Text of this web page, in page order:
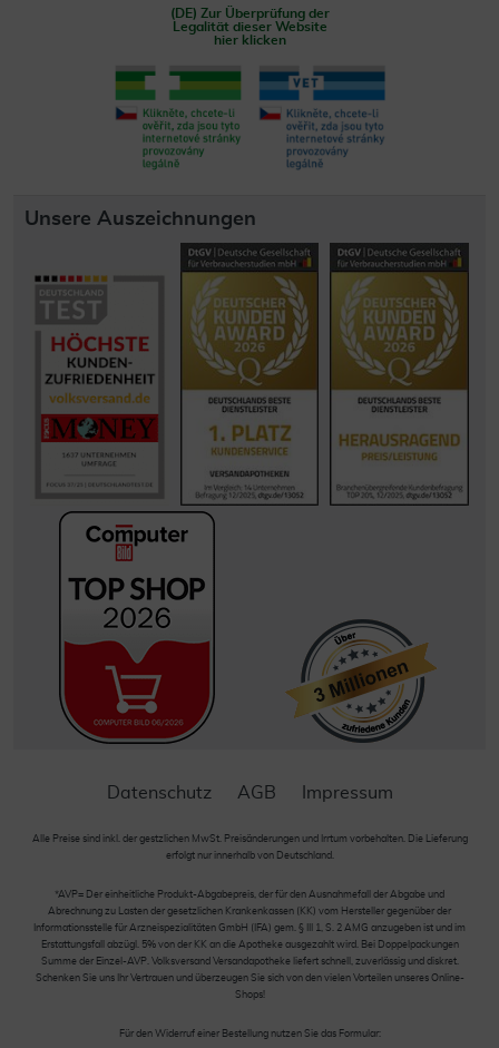
(DE) Zur Überprüfung der
Legalität dieser Website
hier klicken
Unsere Auszeichnungen
Datenschutz AGB Impressum
Alle Preise sind inkl. der gestzlichen MwSt. Preisänderungen und Irrtum vorbehalten. Die Lieferung
erfolgt nur innerhalb von Deutschland.
*AVP= Der einheitliche Produkt-Abgabepreis, der für den Ausnahmefall der Abgabe und
Abrechnung zu Lasten der gesetzlichen Krankenkassen (KK) vom Hersteller gegenüber der
Informationsstelle für Arzneispezialitäten GmbH (IFA) gem. § III 1, S. 2 AMG anzugeben ist und im
Erstattungsfall abzügl. 5% von der KK an die Apotheke ausgezahlt wird. Bei Doppelpackungen
Summe der Einzel-AVP. Volksversand Versandapotheke liefert schnell, zuverlässig und diskret.
Schenken Sie uns Ihr Vertrauen und überzeugen Sie sich von den vielen Vorteilen unseres Online-
Shops!
Für den Widerruf einer Bestellung nutzen Sie das Formular: